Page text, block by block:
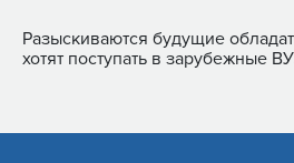
Разыскиваются будущие обладатели
хотят поступать в зарубежные